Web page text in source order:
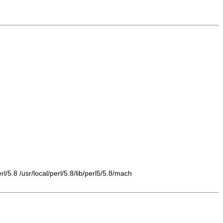
5.8 /usr/local/perl/5.8/lib/perl5/5.8/mach